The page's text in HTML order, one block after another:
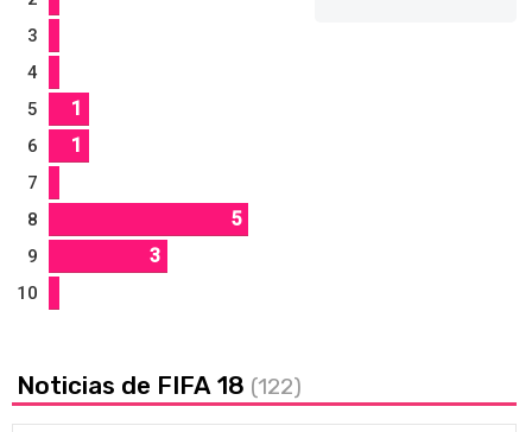
3
4
5
1
6 1
7
8
5
9 3
10
Noticias de FIFA 18 (122)